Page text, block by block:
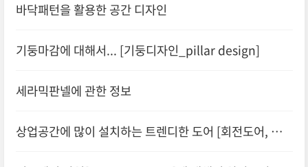
바닥패턴을 활용한 공간 디자인
기둥마감에 대해서... [기둥디자인_pillar design]
세라믹판넬에 관한 정보
상업공간에 많이 설치하는 트렌디한 도어 [회전도어, 회전